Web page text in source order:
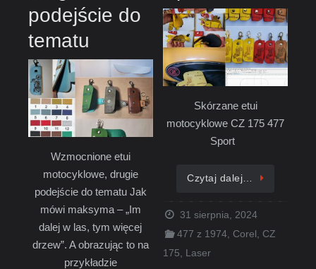
podejście do
tematu
Wzmocnione etui
motocyklowe, drugie
podejście do tematu Jak
mówi maksyma – „Im
dalej w las, tym więcej
drzew”. A obrazując to na
przykładzie
Skórzane etui
motocyklowe CZ 175 477
Sport
Czytaj dalej…
31 sierpnia, 2024
477 z 1974, Corel , CZ
175, Laser